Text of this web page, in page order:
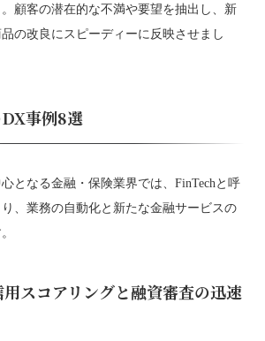
顧客の潜在的な不満や要望を抽出し、新
の改良にスピーディーに反映させまし
事例8選
となる金融・保険業界では、FinTechと呼
、業務の自動化と新たな金融サービスの
スコアリングと融資審査の迅速